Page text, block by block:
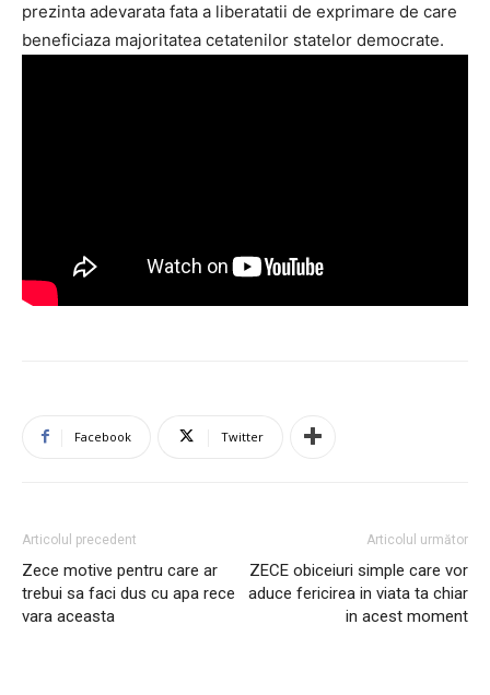
prezinta adevarata fata a liberatatii de exprimare de care
beneficiaza majoritatea cetatenilor statelor democrate.
Facebook Twitter
Articolul precedent
Zece motive pentru care ar
trebui sa faci dus cu apa rece
vara aceasta
Articolul următor
ZECE obiceiuri simple care vor
aduce fericirea in viata ta chiar
in acest moment